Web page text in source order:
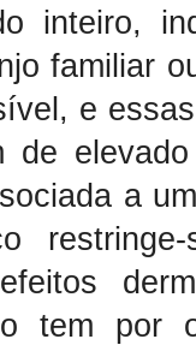
inteiro,
familiar
e
de
a
tem por